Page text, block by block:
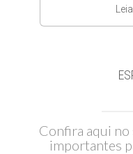
Confira aqui
importantes